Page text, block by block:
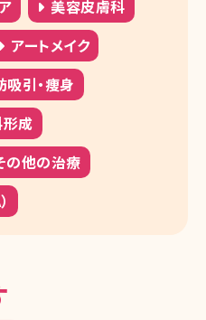
美容皮膚科
アートメイク
吸引・痩身
成
の他の治療